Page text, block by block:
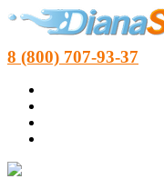
8 (800) 707-93-37